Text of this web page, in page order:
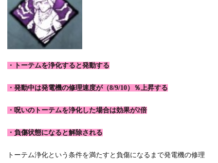
・トーテムを浄化すると発動する
・発動中は発電機の修理速度が（8/9/10）％上昇する
・呪いのトーテムを浄化した場合は効果が2倍
・負傷状態になると解除される
トーテム浄化という条件を満たすと負傷になるまで発電機の修理